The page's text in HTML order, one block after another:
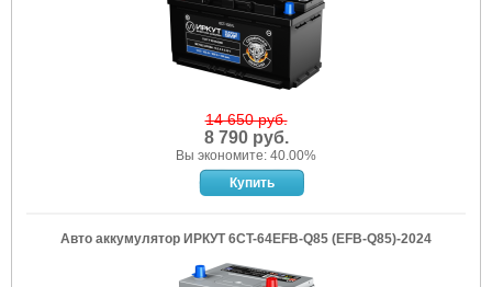
14 650 руб.
8 790 руб.
Вы экономите: 40.00%
Авто аккумулятор ИРКУТ 6CT-64EFB-Q85 (EFB-Q85)-2024